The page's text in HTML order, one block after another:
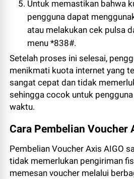
Untuk memastikan bahwa
pengguna dapat
atau melakukan cek pulsa
menu *838#.
Setelah proses ini selesai,
menikmati kuota internet yang
sangat cepat dan tidak
sehingga cocok untuk
waktu.
Cara Pembelian Voucher
Pembelian Voucher Axis AIGO
tidak memerlukan pengiriman
memesan voucher melalui